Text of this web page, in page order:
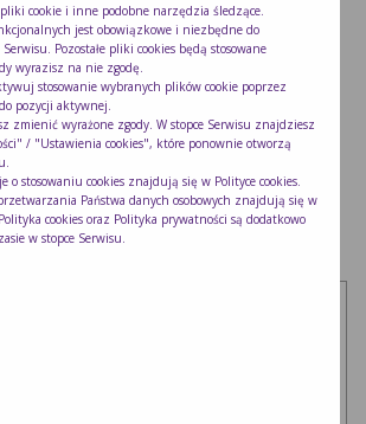
|Opublikowano:2022-10-24
opublikowany. Wymagane pola są oznaczone
cookie i inne podobne narzędzia śledzące.
jest obowiązkowe i niezbędne do
Pozostałe pliki cookies będą stosowane
wyrazisz na nie zgodę.
stosowanie wybranych plików cookie poprzez
pozycji aktywnej.
zmienić wyrażone zgody. W stopce Serwisu znajdziesz
/ "Ustawienia cookies", które ponownie otworzą
o stosowaniu cookies znajdują się w Polityce cookies
Państwa danych osobowych znajdują się w
. Polityka cookies oraz Polityka prywatności są dodatkowo
w stopce Serwisu.